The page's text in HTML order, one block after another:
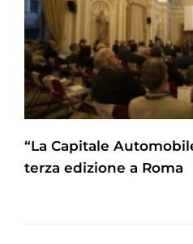
“La Capitale
terza edizione a Roma